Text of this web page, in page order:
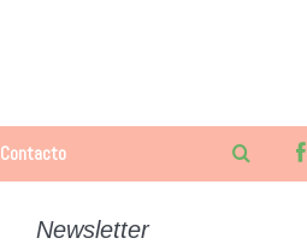
Contacto
Newsletter